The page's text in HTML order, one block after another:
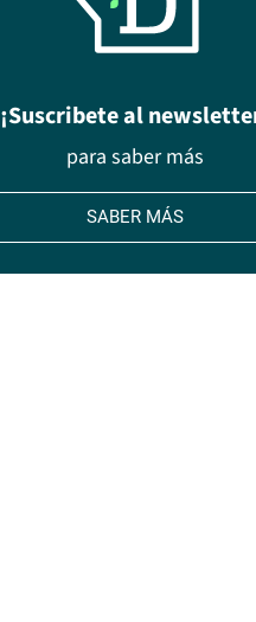
¡Suscribete al
para saber más
SABER MÁS